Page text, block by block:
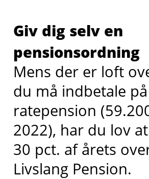
Giv dig selv en
pensionsordning
Mens der er loft
du må indbetale
ratepension
2022), har du lov
30 pct. af årets
Livslang Pension.